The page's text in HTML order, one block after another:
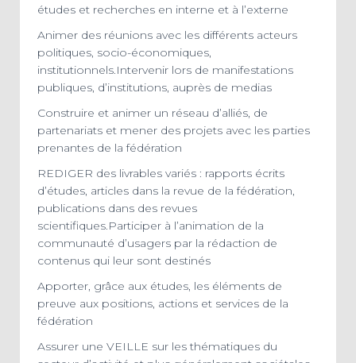
études et recherches en interne et à l’externe
Animer des réunions avec les différents acteurs
politiques, socio-économiques,
institutionnels.Intervenir lors de manifestations
publiques, d’institutions, auprès de medias
Construire et animer un réseau d’alliés, de
partenariats et mener des projets avec les parties
prenantes de la fédération
REDIGER des livrables variés : rapports écrits
d’études, articles dans la revue de la fédération,
publications dans des revues
scientifiques.Participer à l’animation de la
communauté d’usagers par la rédaction de
contenus qui leur sont destinés
Apporter, grâce aux études, les éléments de
preuve aux positions, actions et services de la
fédération
Assurer une VEILLE sur les thématiques du